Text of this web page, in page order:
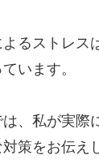
るストレス
います。
は、私が実際
策をお伝え